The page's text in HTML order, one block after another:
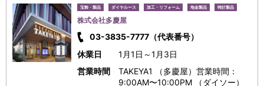
宝飾・製品 ダイヤルース 加工・リフォーム 地金製品 時計製品
株式会社多慶屋
03-3835-7777（代表番号）
休業日
1月1日～1月3日
営業時間
TAKEYA1 （多慶屋）営業時間：
9:00AM〜10:00PM （ダイソー）